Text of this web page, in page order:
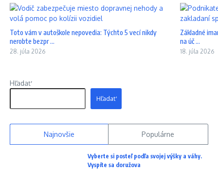
Toto vám v autoškole nepovedia: Týchto 5 vecí nikdy
nerobte bezpr ...
28. júla 2026
Základné
na úč ...
18. júla 2026
Hľadať
Hľadať
Najnovšie Populárne
Vyberte si posteľ podľa svojej výšky a váhy.
Vyspíte sa doružova